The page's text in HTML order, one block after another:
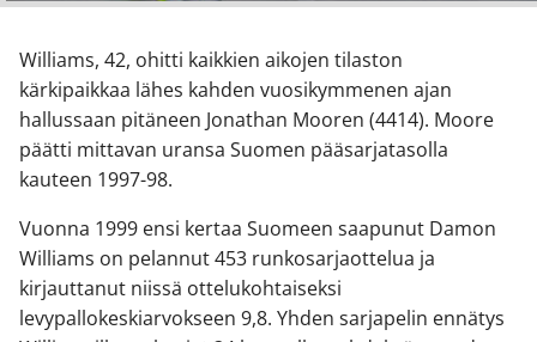
Williams, 42, ohitti kaikkien aikojen tilaston
kärkipaikkaa lähes kahden vuosikymmenen ajan
hallussaan pitäneen Jonathan Mooren (4414). Moore
päätti mittavan uransa Suomen pääsarjatasolla
kauteen 1997-98.
Vuonna 1999 ensi kertaa Suomeen saapunut Damon
Williams on pelannut 453 runkosarjaottelua ja
kirjauttanut niissä ottelukohtaiseksi
levypallokeskiarvokseen 9,8. Yhden sarjapelin ennätys